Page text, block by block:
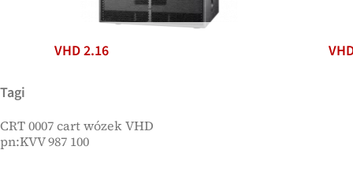
VHD 2.16 VHD
Tagi
CRT 0007 cart wózek VHD
pn:KVV 987 100